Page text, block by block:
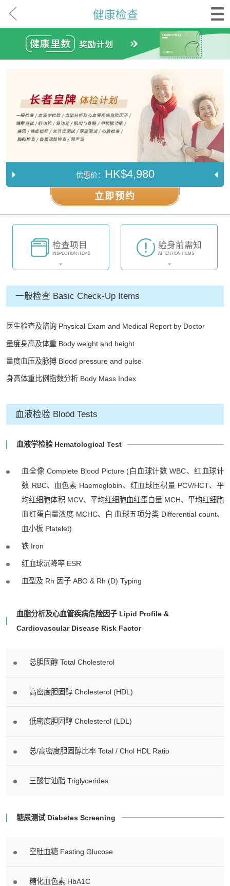
健康检查
优惠价： HK$4,980
立即预约
检查项目
INSPECTION ITEMS
验身前需知
ATTENTION ITEMS
一般检查 Basic Check-Up Items
医生检查及谘询 Physical Exam and Medical Report by Doctor
量度身高及体重 Body weight and height
量度血压及脉搏 Blood pressure and pulse
身高体重比例指数分析 Body Mass Index
血液检验 Blood Tests
血液学检验 Hematological Test
血全像 Complete Blood Picture (白血球计数 WBC、红血球计
数 RBC、血色素 Haemoglobin、红血球压积量 PCV/HCT、平
均红细胞体积 MCV、平均红细胞血红蛋白量 MCH、平均红细胞
血红蛋白量浓度 MCHC、白 血球五项分类 Differential count、
血小板 Platelet)
铁 Iron
红血球沉降率 ESR
血型及 Rh 因子 ABO & Rh (D) Typing
血脂分析及心血管疾病危险因子 Lipid Profile &
Cardiovascular Disease Risk Factor
总胆固醇 Total Cholesterol
高密度胆固醇 Cholesterol (HDL)
低密度胆固醇 Cholesterol (LDL)
总/高密度胆固醇比率 Total / Chol HDL Ratio
三酸甘油脂 Triglycerides
糖尿测试 Diabetes Screening
空肚血糖 Fasting Glucose
糖化血色素 HbA1C